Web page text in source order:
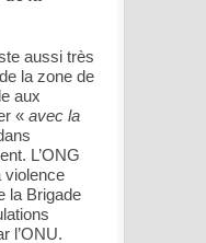
aussi très
la zone de
aux
« avec la
L’ONG
violence
la Brigade
l’ONU.